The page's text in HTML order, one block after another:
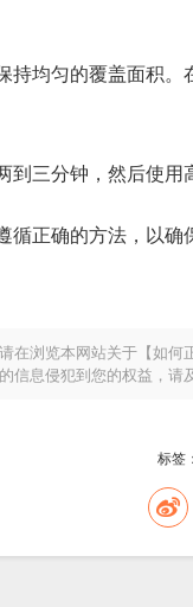
持均匀的覆盖面积
到三分钟，然后使用
循正确的方法，以
在浏览本网站关于【如
信息侵犯到您的权益，请
标签